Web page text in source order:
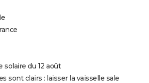
solaire du 12 août
sont clairs : laisser la vaisselle sale